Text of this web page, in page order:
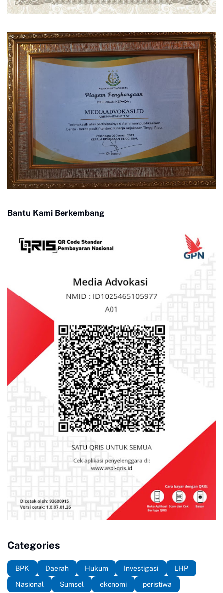
Bantu Kami Berkembang
Categories
BPK Daerah Hukum Investigasi
LHP
Nasional
Sumsel ekonomi peristiwa